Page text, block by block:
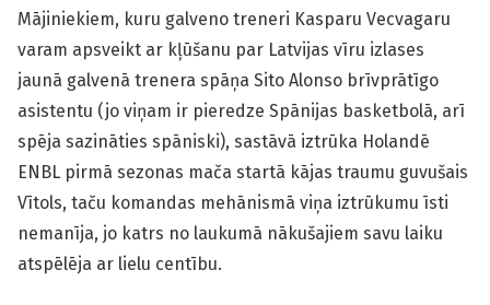
Mājiniekiem, kuru galveno treneri Kasparu Vecvagaru
varam apsveikt ar kļūšanu par Latvijas vīru izlases
jaunā galvenā trenera spāņa Sito Alonso brīvprātīgo
asistentu (jo viņam ir pieredze Spānijas basketbolā, arī
spēja sazināties spāniski), sastāvā iztrūka Holandē
ENBL pirmā sezonas mača startā kājas traumu guvušais
Vītols, taču komandas mehānismā viņa iztrūkumu īsti
nemanīja, jo katrs no laukumā nākušajiem savu laiku
atspēlēja ar lielu centību.